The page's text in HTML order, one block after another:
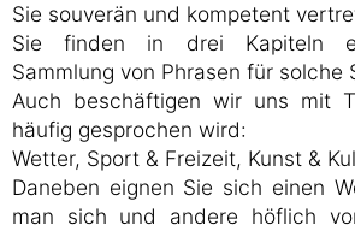
Sie souverän und kompetent
Sie finden in drei Kapiteln
Sammlung von Phrasen für solche
Auch beschäftigen wir uns mit
häufig gesprochen wird:
Wetter, Sport & Freizeit, Kunst &
Daneben eignen Sie sich einen
man sich und andere höflich